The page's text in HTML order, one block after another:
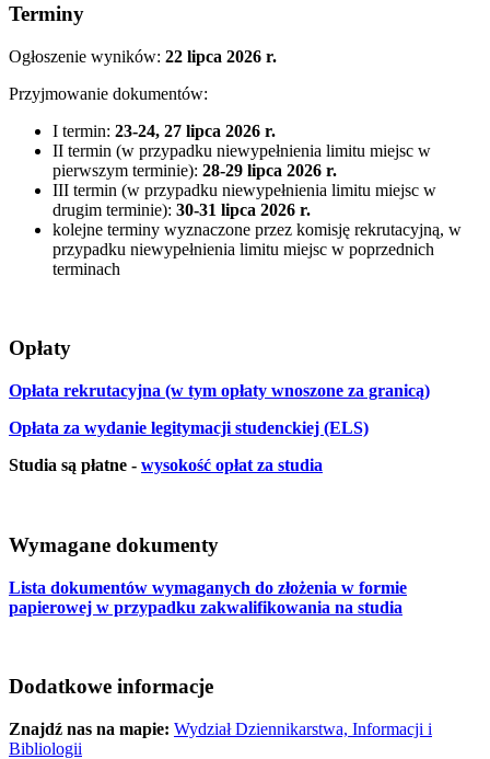
Terminy
Ogłoszenie wyników: 22 lipca 2026 r.
Przyjmowanie dokumentów:
I termin: 23-24, 27 lipca 2026 r.
II termin (w przypadku niewypełnienia limitu miejsc w
pierwszym terminie): 28-29 lipca 2026 r.
III termin (w przypadku niewypełnienia limitu miejsc w
drugim terminie): 30-31 lipca 2026 r.
kolejne terminy wyznaczone przez komisję rekrutacyjną, w
przypadku niewypełnienia limitu miejsc w poprzednich
terminach
Opłaty
Opłata rekrutacyjna (w tym opłaty wnoszone za granicą)
Opłata za wydanie legitymacji studenckiej (ELS)
Studia są płatne - wysokość opłat za studia
Wymagane dokumenty
Lista dokumentów wymaganych do złożenia w formie
papierowej w przypadku zakwalifikowania na studia
Dodatkowe informacje
Znajdź nas na mapie: Wydział Dziennikarstwa, Informacji i
Bibliologii